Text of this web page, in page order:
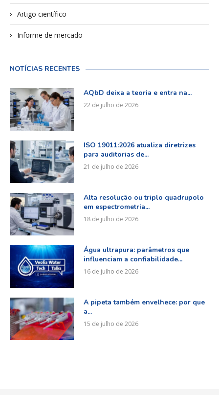
Artigo científico
Informe de mercado
NOTÍCIAS RECENTES
AQbD deixa a teoria e entra na...
22 de julho de 2026
ISO 19011:2026 atualiza diretrizes
para auditorias de...
21 de julho de 2026
Alta resolução ou triplo quadrupolo
em espectrometria...
18 de julho de 2026
Água ultrapura: parâmetros que
influenciam a confiabilidade...
16 de julho de 2026
A pipeta também envelhece: por que
a...
15 de julho de 2026